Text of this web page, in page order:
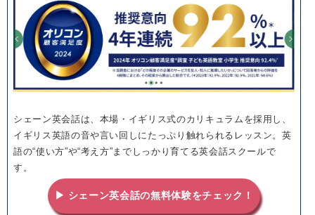
シェーン英会話は、本場・イギリス式のカリキュラムを採用し、
イギリス英語の音や言い回しにたっぷり触れられるレッスン。英
語の“使い方”や“考え方”までしっかり育てる英会話スクールで
す。
▶ シェーン英会話の無料体験をチェック！